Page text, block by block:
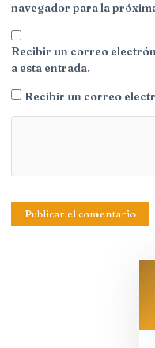
navegador para la
Recibir un correo
a esta entrada.
Recibir un correo